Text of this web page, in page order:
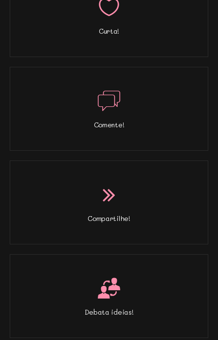
Curta!
Comente!
Compartilhe!
Debata ideias!